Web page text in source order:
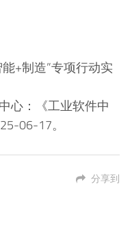
+制造”专项行动实
心：《工业软件中
06-17。
分享到